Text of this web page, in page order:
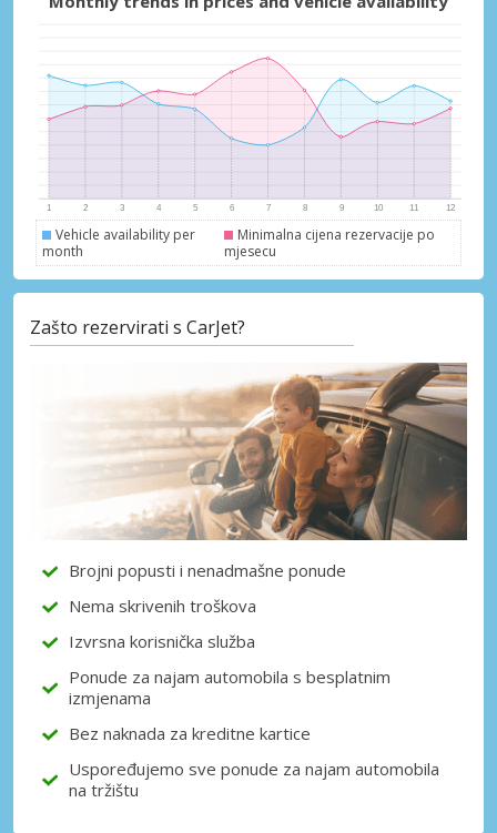
Vehicle availability per
month
Minimalna cijena rezervacije po
mjesecu
Zašto rezervirati s CarJet?
Brojni popusti i nenadmašne ponude
Nema skrivenih troškova
Izvrsna korisnička služba
Ponude za najam automobila s besplatnim
izmjenama
Bez naknada za kreditne kartice
Uspoređujemo sve ponude za najam automobila
na tržištu
Posebni popusti
Pristupite ekskluzivnim ponudama naših
dobavljača
Prijava putem eLinka